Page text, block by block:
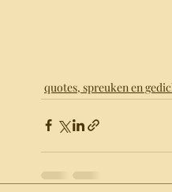
quotes, spreuken en